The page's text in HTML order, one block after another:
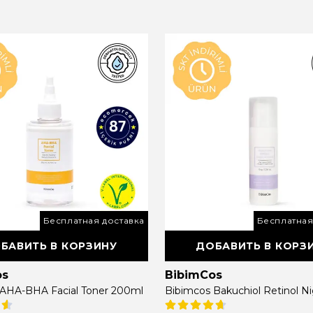
Бесплатная доставка
В КОРЗИНУ
BHA Facial Toner 200ml
ДОБАВИТЬ В
BibimCos